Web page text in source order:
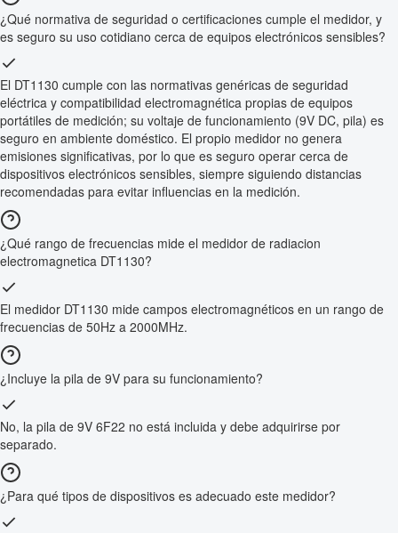
¿Qué normativa de seguridad o certificaciones cumple el medidor, y
es seguro su uso cotidiano cerca de equipos electrónicos sensibles?
El DT1130 cumple con las normativas genéricas de seguridad
eléctrica y compatibilidad electromagnética propias de equipos
portátiles de medición; su voltaje de funcionamiento (9V DC, pila) es
seguro en ambiente doméstico. El propio medidor no genera
emisiones significativas, por lo que es seguro operar cerca de
dispositivos electrónicos sensibles, siempre siguiendo distancias
recomendadas para evitar influencias en la medición.
¿Qué rango de frecuencias mide el medidor de radiacion
electromagnetica DT1130?
El medidor DT1130 mide campos electromagnéticos en un rango de
frecuencias de 50Hz a 2000MHz.
¿Incluye la pila de 9V para su funcionamiento?
No, la pila de 9V 6F22 no está incluida y debe adquirirse por
separado.
¿Para qué tipos de dispositivos es adecuado este medidor?